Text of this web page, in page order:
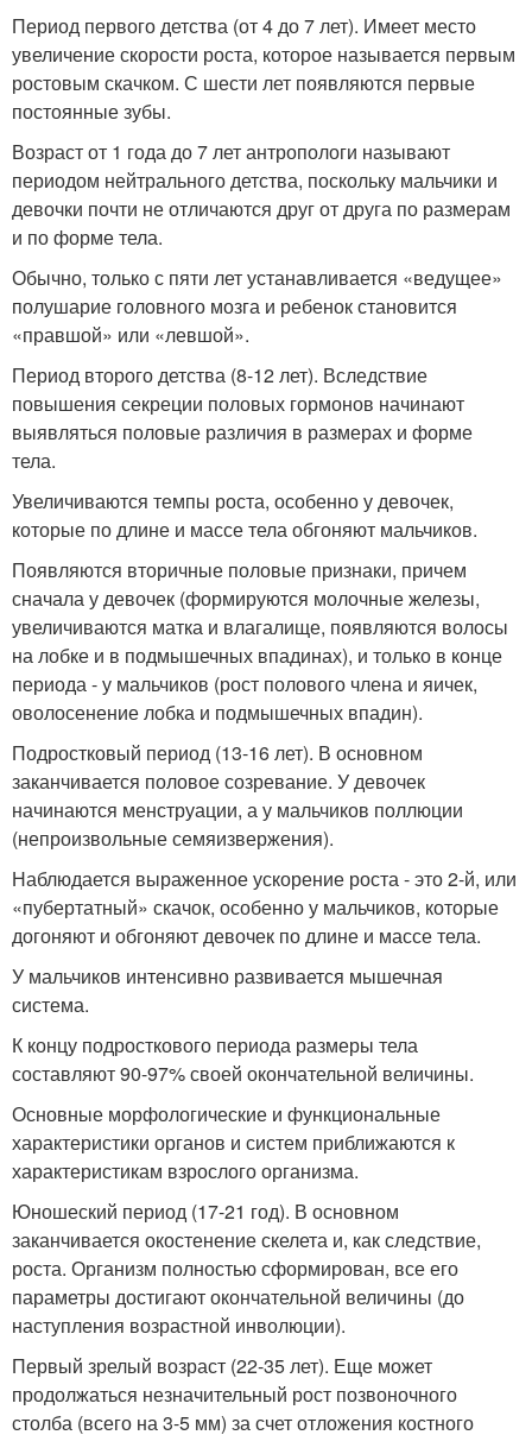
Период первого детства (от 4 до 7 лет). Имеет место
увеличение скорости роста, которое называется первым
ростовым скачком. С шести лет появляются первые
постоянные зубы.
Возраст от 1 года до 7 лет антропологи называют
периодом нейтрального детства, поскольку мальчики и
девочки почти не отличаются друг от друга по размерам
и по форме тела.
Обычно, только с пяти лет устанавливается «ведущее»
полушарие головного мозга и ребенок становится
«правшой» или «левшой».
Период второго детства (8-12 лет). Вследствие
повышения секреции половых гормонов начинают
выявляться половые различия в размерах и форме
тела.
Увеличиваются темпы роста, особенно у девочек,
которые по длине и массе тела обгоняют мальчиков.
Появляются вторичные половые признаки, причем
сначала у девочек (формируются молочные железы,
увеличиваются матка и влагалище, появляются волосы
на лобке и в подмышечных впадинах), и только в конце
периода - у мальчиков (рост полового члена и яичек,
оволосенение лобка и подмышечных впадин).
Подростковый период (13-16 лет). В основном
заканчивается половое созревание. У девочек
начинаются менструации, а у мальчиков поллюции
(непроизвольные семяизвержения).
Наблюдается выраженное ускорение роста - это 2-й, или
«пубертатный» скачок, особенно у мальчиков, которые
догоняют и обгоняют девочек по длине и массе тела.
У мальчиков интенсивно развивается мышечная
система.
К концу подросткового периода размеры тела
составляют 90-97% своей окончательной величины.
Основные морфологические и функциональные
характеристики органов и систем приближаются к
характеристикам взрослого организма.
Юношеский период (17-21 год). В основном
заканчивается окостенение скелета и, как следствие,
роста. Организм полностью сформирован, все его
параметры достигают окончательной величины (до
наступления возрастной инволюции).
Первый зрелый возраст (22-35 лет). Еще может
продолжаться незначительный рост позвоночного
столба (всего на 3-5 мм) за счет отложения костного